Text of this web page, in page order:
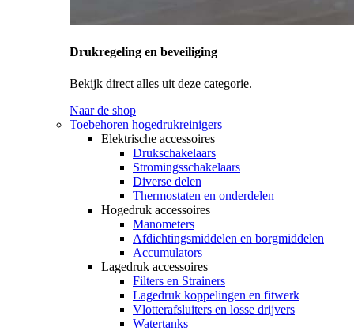
Drukregeling en beveiliging
Bekijk direct alles uit deze categorie.
Naar de shop
Toebehoren hogedrukreinigers
Elektrische accessoires
Drukschakelaars
Stromingsschakelaars
Diverse delen
Thermostaten en onderdelen
Hogedruk accessoires
Manometers
Afdichtingsmiddelen en borgmiddelen
Accumulators
Lagedruk accessoires
Filters en Strainers
Lagedruk koppelingen en fitwerk
Vlotterafsluiters en losse drijvers
Watertanks